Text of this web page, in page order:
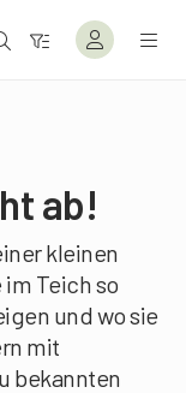
ab!
kleinen
Teich so
und wo sie
mit
bekannten